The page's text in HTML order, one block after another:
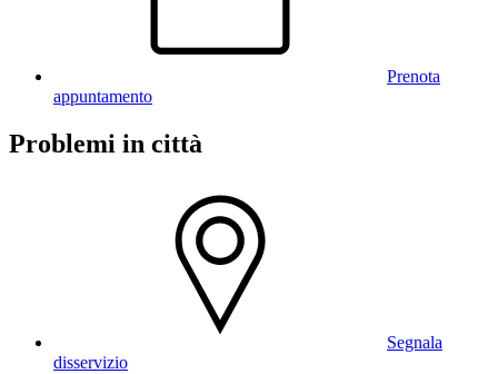
Prenota
appuntamento
Problemi in città
Segnala
disservizio